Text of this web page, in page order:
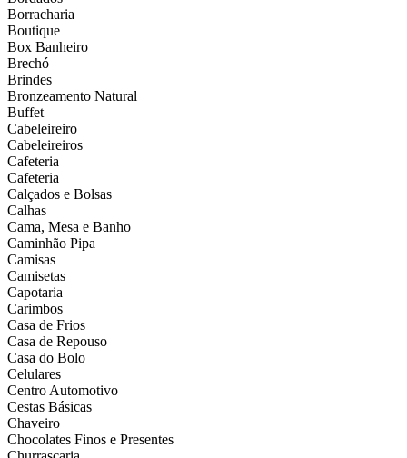
Borracharia
Boutique
Box Banheiro
Brechó
Brindes
Bronzeamento Natural
Buffet
Cabeleireiro
Cabeleireiros
Cafeteria
Cafeteria
Calçados e Bolsas
Calhas
Cama, Mesa e Banho
Caminhão Pipa
Camisas
Camisetas
Capotaria
Carimbos
Casa de Frios
Casa de Repouso
Casa do Bolo
Celulares
Centro Automotivo
Cestas Básicas
Chaveiro
Chocolates Finos e Presentes